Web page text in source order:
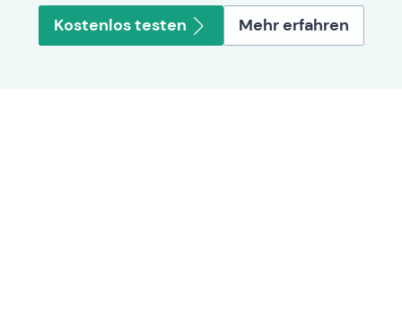
Kostenlos testen Mehr erfahren